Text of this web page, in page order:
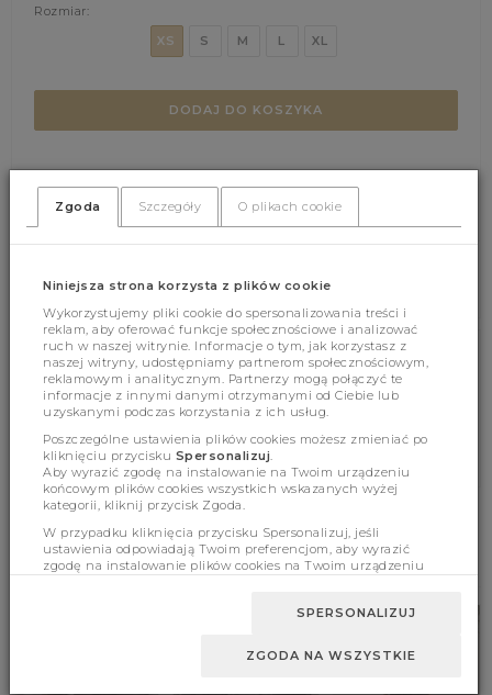
Rozmiar:
XS
S M L XL
DODAJ DO KOSZYKA
(0)
Cechy produktu
Wymiary
BESTSELLERY
Zgoda Szczegóły O plikach cookie
Niniejsza strona korzysta z plików cookie
Wykorzystujemy pliki cookie do spersonalizowania treści i
reklam, aby oferować funkcje społecznościowe i analizować
ruch w naszej witrynie. Informacje o tym, jak korzystasz z
naszej witryny, udostępniamy partnerom społecznościowym,
reklamowym i analitycznym. Partnerzy mogą połączyć te
informacje z innymi danymi otrzymanymi od Ciebie lub
uzyskanymi podczas korzystania z ich usług.
Poszczególne ustawienia plików cookies możesz zmieniać po
kliknięciu przycisku Spersonalizuj.
Aby wyrazić zgodę na instalowanie na Twoim urządzeniu
końcowym plików cookies wszystkich wskazanych wyżej
kategorii, kliknij przycisk Zgoda.
W przypadku kliknięcia przycisku Spersonalizuj, jeśli
ustawienia odpowiadają Twoim preferencjom, aby wyrazić
zgodę na instalowanie plików cookies na Twoim urządzeniu
SPERSONALIZUJ
ZGODA NA WSZYSTKIE